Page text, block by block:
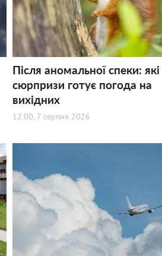
Після аномальної спеки: які
сюрпризи готує погода на
вихідних
12:00, 7 серпня 2026